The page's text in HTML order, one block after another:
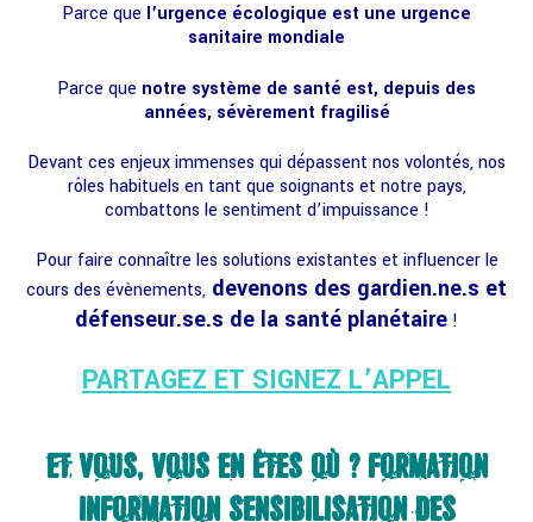
Parce que l’urgence écologique est une urgence
sanitaire mondiale
Parce que notre système de santé est, depuis des
années, sévèrement fragilisé
Devant ces enjeux immenses qui dépassent nos volontés, nos
rôles habituels en tant que soignants et notre pays,
combattons le sentiment d’impuissance !
Pour faire connaître les solutions existantes et influencer le
cours des évènements, devenons des gardien.ne.s et
défenseur.se.s de la santé planétaire !
PARTAGEZ ET SIGNEZ L’APPEL
ET VOUS, VOUS EN ÊTES OÙ ? FORMATION
INFORMATION SENSIBILISATION DES